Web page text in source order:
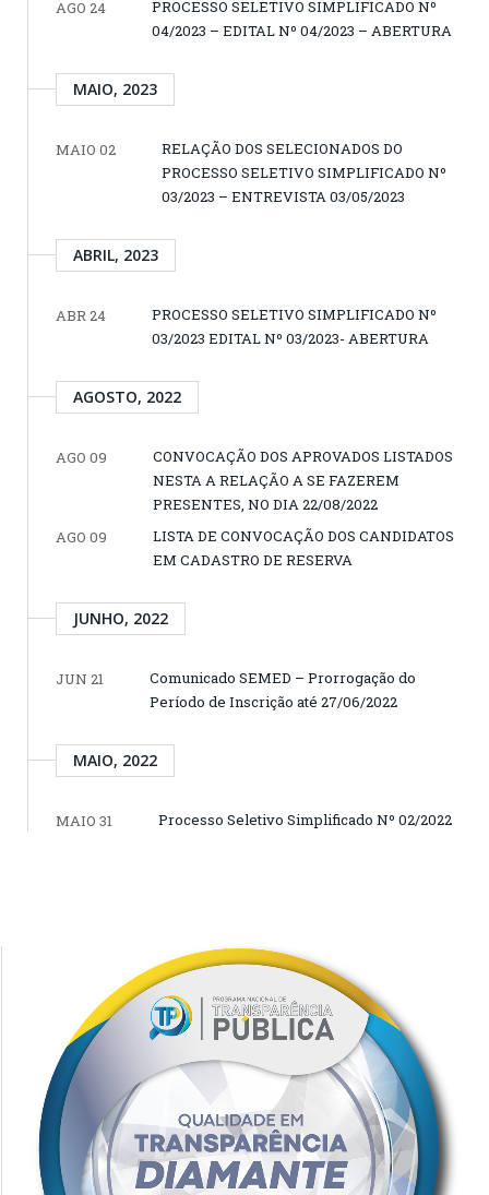
AGO 24
PROCESSO SELETIVO SIMPLIFICADO Nº
04/2023 – EDITAL Nº 04/2023 – ABERTURA
MAIO, 2023
MAIO 02
RELAÇÃO DOS SELECIONADOS DO
PROCESSO SELETIVO SIMPLIFICADO Nº
03/2023 – ENTREVISTA 03/05/2023
ABRIL, 2023
ABR 24
PROCESSO SELETIVO SIMPLIFICADO Nº
03/2023 EDITAL Nº 03/2023- ABERTURA
AGOSTO, 2022
AGO 09
CONVOCAÇÃO DOS APROVADOS LISTADOS
NESTA A RELAÇÃO A SE FAZEREM
PRESENTES, NO DIA 22/08/2022
AGO 09
LISTA DE CONVOCAÇÃO DOS CANDIDATOS
EM CADASTRO DE RESERVA
JUNHO, 2022
JUN 21
Comunicado SEMED – Prorrogação do
Período de Inscrição até 27/06/2022
MAIO, 2022
MAIO 31 Processo Seletivo Simplificado Nº 02/2022